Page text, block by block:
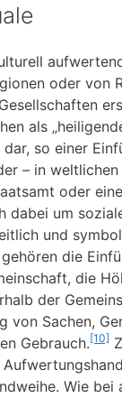
oder von
als
so einer
– in
oder
dabei um
und
die
die
der
von Sachen,
Gebrauch.[10]
Wie